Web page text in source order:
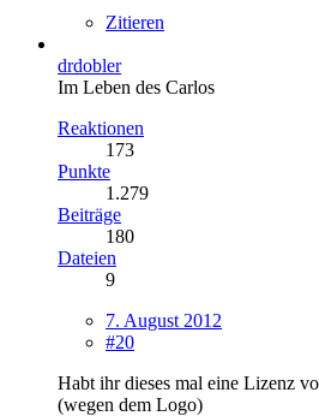
Zitieren
drdobler
Im Leben des Carlos
Reaktionen
173
Punkte
1.279
Beiträge
180
Dateien
9
7. August 2012
#20
Habt ihr dieses mal eine Lizenz
(wegen dem Logo)